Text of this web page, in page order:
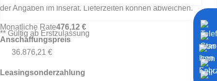
der Angaben im Inserat. Lieferzeiten können abweichen.
** Gültig ab Erstzulassung
Monatliche Rate476,12 €
Anschaffungspreis
36.876,21 €
Leasingsonderzahlung